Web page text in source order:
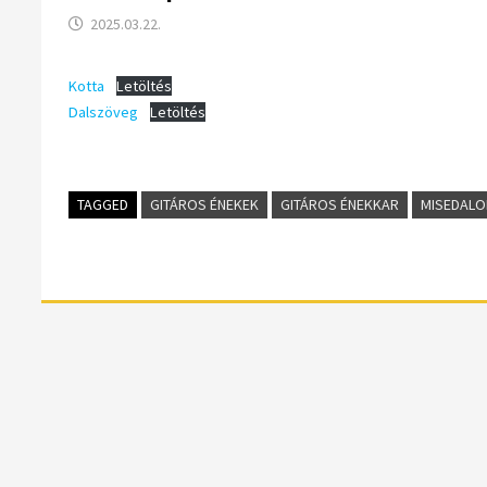
2025.03.22.
Kotta
Letöltés
Dalszöveg
Letöltés
TAGGED GITÁROS ÉNEKEK GITÁROS ÉNEKKAR